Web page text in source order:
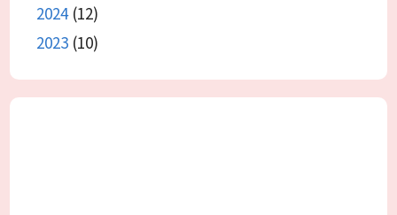
2024(12)
2023 (10)